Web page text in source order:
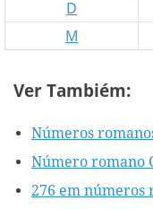
D
M
Ver Tambiém:
Números
Número romano
276 em números